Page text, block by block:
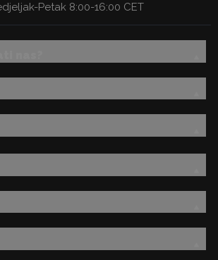
Petak 8:00-16:00 CET